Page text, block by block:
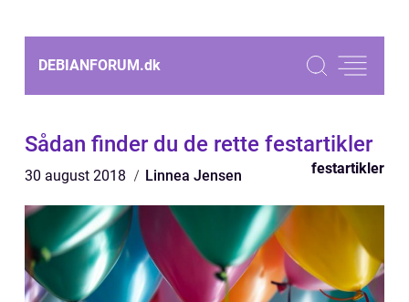
DEBIANFORUM.dk
Sådan finder du de rette festartikler
30 august 2018 Linnea Jensen festartikler